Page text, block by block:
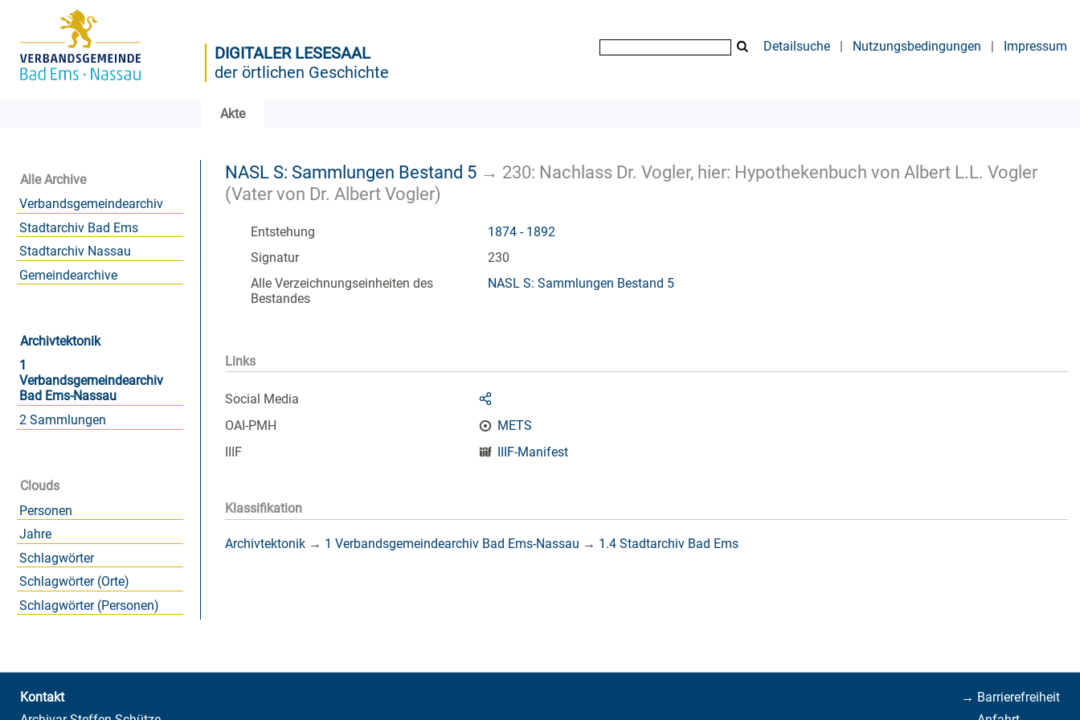
DIGITALER LESESAAL
der örtlichen Geschichte
Detailsuche | Nutzungsbedingungen | Impressum
Akte
Alle Archive
Verbandsgemeindearchiv
Stadtarchiv Bad Ems
Stadtarchiv Nassau
Gemeindearchive
Archivtektonik
1
Verbandsgemeindearchiv
Bad Ems-Nassau
2 Sammlungen
Clouds
Personen
Jahre
Schlagwörter
Schlagwörter (Orte)
Schlagwörter (Personen)
NASL S: Sammlungen Bestand 5 → 230: Nachlass Dr. Vogler, hier: Hypothekenbuch von Albert L.L. Vogler
(Vater von Dr. Albert Vogler)
Entstehung
1874 - 1892
Signatur
230
Alle Verzeichnungseinheiten des
Bestandes
NASL S: Sammlungen Bestand 5
Links
Social Media
OAI-PMH
METS
IIIF
IIIF-Manifest
Klassifikation
Archivtektonik → 1 Verbandsgemeindearchiv Bad Ems-Nassau → 1.4 Stadtarchiv Bad Ems
→ Barrierefreiheit
Kontakt